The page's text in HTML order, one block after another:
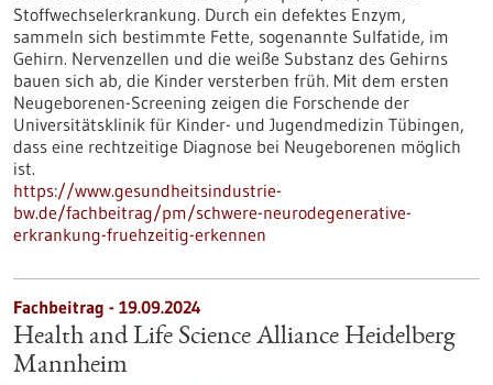
Stoffwechselerkrankung. Durch ein defektes Enzym,
sammeln sich bestimmte Fette, sogenannte Sulfatide, im
Gehirn. Nervenzellen und die weiße Substanz des Gehirns
bauen sich ab, die Kinder versterben früh. Mit dem ersten
Neugeborenen-Screening zeigen die Forschende der
Universitätsklinik für Kinder- und Jugendmedizin Tübingen,
dass eine rechtzeitige Diagnose bei Neugeborenen möglich
ist.
https://www.gesundheitsindustrie-
bw.de/fachbeitrag/pm/schwere-neurodegenerative-
erkrankung-fruehzeitig-erkennen
Fachbeitrag - 19.09.2024
Health and Life Science Alliance Heidelberg
Mannheim